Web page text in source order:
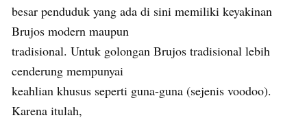
besar penduduk yang ada di sini memiliki keyakinan
Brujos modern maupun
tradisional. Untuk golongan Brujos tradisional lebih
cenderung mempunyai
keahlian khusus seperti guna-guna (sejenis voodoo).
Karena itulah,